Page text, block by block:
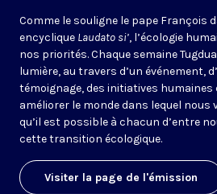
Comme le souligne le pape François
encyclique Laudato si’, l’écologie
nos priorités. Chaque semaine
lumière, au travers d’un événement,
témoignage, des initiatives
améliorer le monde dans lequel nous
qu’il est possible à chacun d’entre
cette transition écologique.
Visiter la page de l'émission